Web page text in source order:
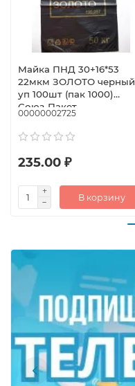
Майка ПНД 30+16*53
22мкм ЗОЛОТО черный
уп 100шт (пак 1000)
Союз-Пакет
00000002725
235.00 ₽
В корзину